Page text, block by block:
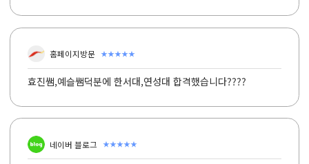
홈페이지방문 ★★★★★
효진쌤,예슬쌤덕분에 한서대,연성대 합격했습니다????
네이버 블로그 ★★★★★